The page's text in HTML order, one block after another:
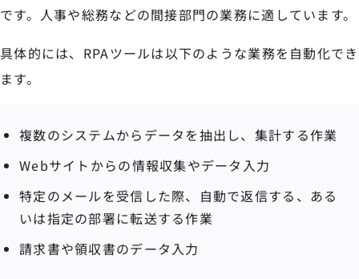
です。人事や総務などの間接部門の業務に適しています。
具体的には、RPAツールは以下のような業務を自動化でき
ます。
複数のシステムからデータを抽出し、集計する作業
Webサイトからの情報収集やデータ入力
特定のメールを受信した際、自動で返信する、ある
いは指定の部署に転送する作業
請求書や領収書のデータ入力